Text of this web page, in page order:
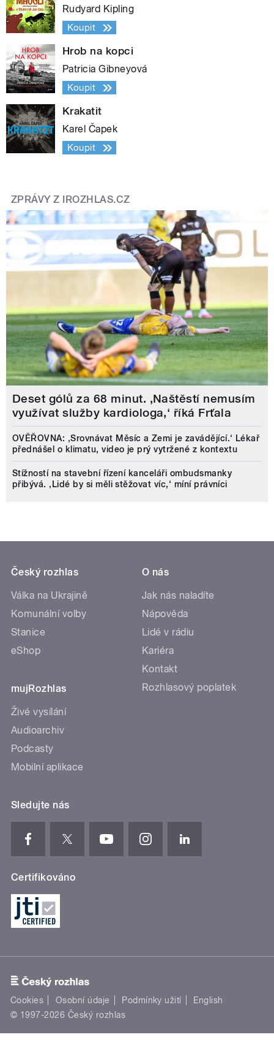
Rudyard Kipling
Koupit
Hrob na kopci
Patricia Gibneyová
Koupit
Krakatit
Karel Čapek
Koupit
ZPRÁVY Z IROZHLAS.CZ
Deset gólů za 68 minut. ,Naštěstí nemusím
využívat služby kardiologa,‘ říká Frťala
OVĚŘOVNA: ‚Srovnávat Měsíc a Zemi je zavádějící.‘ Lékař
přednášel o klimatu, video je prý vytržené z kontextu
Stížností na stavební řízení kanceláři ombudsmanky
přibývá. ‚Lidé by si měli stěžovat víc,‘ míní právníci
Český rozhlas
Válka na Ukrajině
Komunální volby
Stanice
eShop
mujRozhlas
Živé vysílání
Audioarchiv
Podcasty
Mobilní aplikace
O nás
Jak nás naladíte
Nápověda
Lidé v rádiu
Kariéra
Kontakt
Rozhlasový poplatek
Sledujte nás
Certifikováno
Cookies Osobní údaje Podmínky užití
English
© 1997-2026 Český rozhlas